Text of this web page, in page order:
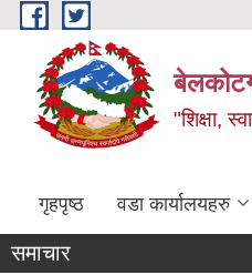
Skip to main content
"शिक्षा,
गृहपृष्ठ वडा कार्यालयहरु
समाचार